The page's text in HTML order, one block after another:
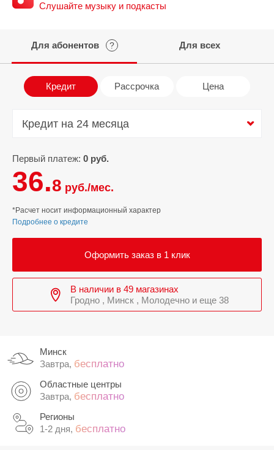
Слушайте музыку и подкасты
Для абонентов ? Для всех
Кредит Рассрочка Цена
Кредит на 24 месяца
Первый платеж: 0 руб.
36.8 руб./мес.
*Расчет носит информационный характер
Подробнее о кредите
Оформить заказ в 1 клик
В наличии в 49 магазинах
Гродно , Минск , Молодечно и еще 38
Кредит на 24 месяца
Минск
Завтра, бесплатно
Областные центры
Завтра, бесплатно
Регионы
1-2 дня, бесплатно